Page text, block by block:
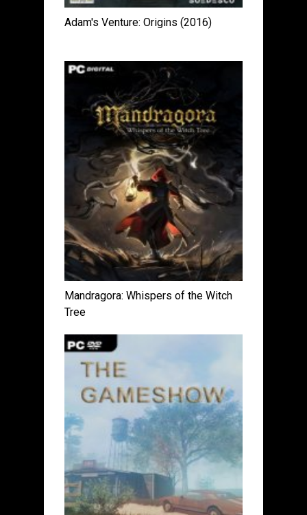
Adam's Venture: Origins (2016)
Mandragora: Whispers of the Witch
Tree